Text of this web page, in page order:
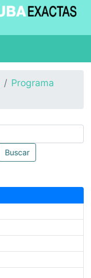
Programa